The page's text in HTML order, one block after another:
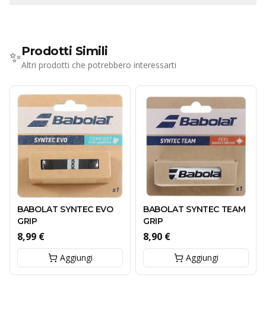
✨Prodotti Simili
Altri prodotti che potrebbero interessarti
BABOLAT SYNTEC EVO
GRIP
8,99 €
Aggiungi
BABOLAT SYNTEC TEAM
GRIP
8,90 €
Aggiungi